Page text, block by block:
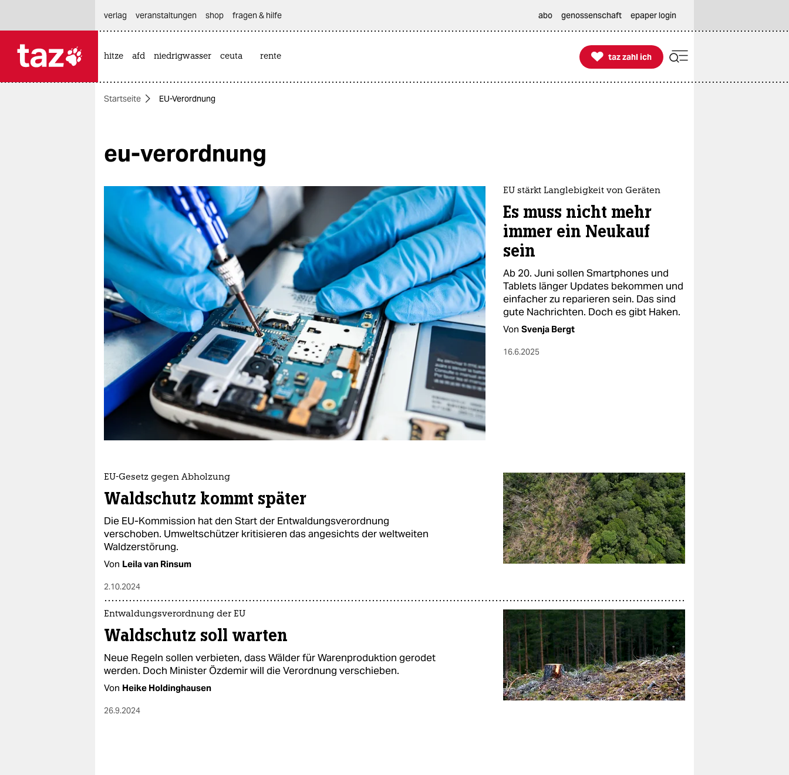
themen
öko
gesellschaft
sport
berlin
nord
wahrheit
verlag
verlag
veranstaltungen
shop
abo
genossenschaft
epaper login
verlag
veranstaltungen shop fragen & hilfe abo genossenschaft epaper login
hitze afd niedrigwasser ceuta rente 
taz zahl ich
taz zahl ich
Startseite EU-Verordnung
eu-verordnung
EU stärkt Langlebigkeit von Geräten
Es muss nicht mehr
immer ein Neukauf
sein
Ab 20. Juni sollen Smartphones und
Tablets länger Updates bekommen und
einfacher zu reparieren sein. Das sind
gute Nachrichten. Doch es gibt Haken.
Von Svenja Bergt
16.6.2025
EU-Gesetz gegen Abholzung
Waldschutz kommt später
Die EU-Kommission hat den Start der Entwaldungsverordnung
verschoben. Umweltschützer kritisieren das angesichts der weltweiten
Waldzerstörung.
Von Leila van Rinsum
2.10.2024
Entwaldungsverordnung der EU
Waldschutz soll warten
Neue Regeln sollen verbieten, dass Wälder für Warenproduktion gerodet
werden. Doch Minister Özdemir will die Verordnung verschieben.
Von Heike Holdinghausen
26.9.2024